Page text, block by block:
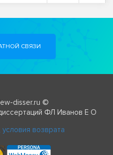
СВЯЗИ
disser.ru ©
ФЛ Иванов Е О
возврата